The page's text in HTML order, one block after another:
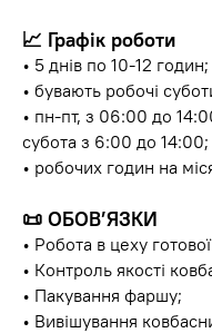
📈 Графік роботи
• 5 днів по 10-12 годин;
• бувають робочі
• пн-пт, з 06:00 до
субота з 6:00 до 14:00;
• робочих годин на
📜 ОБОВ’ЯЗКИ
• Робота в цеху
• Контроль якості
• Пакування фаршу;
• Вивішування